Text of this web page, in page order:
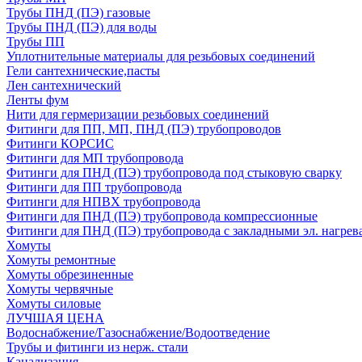
Трубы ПНД (ПЭ) газовые
Трубы ПНД (ПЭ) для воды
Трубы ПП
Уплотнительные материалы для резьбовых соединений
Гели сантехнические,пасты
Лен сантехнический
Ленты фум
Нити для гермеризации резьбовых соединений
Фитинги для ПП, МП, ПНД (ПЭ) трубопроводов
Фитинги КОРСИС
Фитинги для МП трубопровода
Фитинги для ПНД (ПЭ) трубопровода под стыковую сварку
Фитинги для ПП трубопровода
Фитинги для НПВХ трубопровода
Фитинги для ПНД (ПЭ) трубопровода компрессионные
Фитинги для ПНД (ПЭ) трубопровода с закладными эл.
Хомуты
Хомуты ремонтные
Хомуты обрезиненные
Хомуты червячные
Хомуты силовые
ЛУЧШАЯ ЦЕНА
Водоснабжение/Газоснабжение/Водоотведение
Трубы и фитинги из нерж. стали